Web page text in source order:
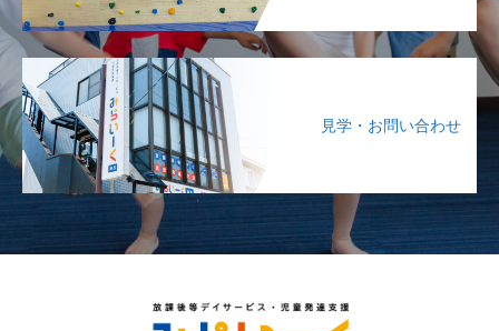
見学・お問い合わせ